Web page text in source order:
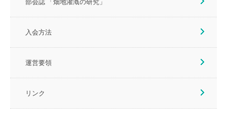
入会方法
運営要領
リンク